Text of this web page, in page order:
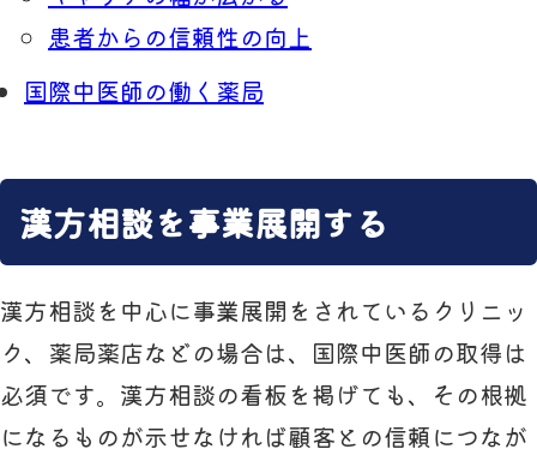
患者からの信頼性の向上
国際中医師の働く薬局
漢方相談を事業展開する
漢方相談を中心に事業展開をされているクリニッ
ク、薬局薬店などの場合は、国際中医師の取得は
必須です。漢方相談の看板を掲げても、その根拠
になるものが示せなければ顧客との信頼につなが